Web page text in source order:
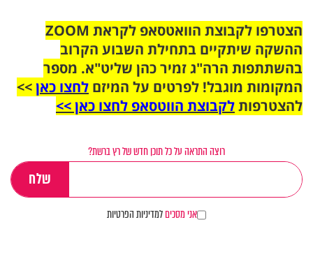
הצטרפו לקבוצת הוואטסאפ לקראת ZOOM
ההשקה שיתקיים בתחילת השבוע הקרוב
בהשתתפות הרה"ג זמיר כהן שליט"א. מספר
המקומות מוגבל! לפרטים על המיזם לחצו כאן>>
להצטרפותלקבוצת הווטסאפ לחצו כאן >>
רוצה התראה על כל תוכן חדש של רץ ברשת?
אני מסכיםלמדיניות הפרטיות